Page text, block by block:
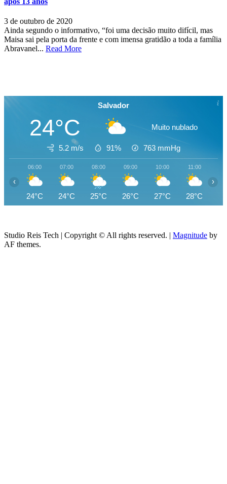
3 de outubro de 2020
Ainda segundo o informativo, “foi uma decisão muito difícil, mas
Maisa sai pela porta da frente e com imensa gratidão a toda a família
Abravanel... Read More
Salvador
24°C Muito nublado
5.2 m/s 91% 763 mmHg
06:00
24°C
07:00
24°C
08:00
25°C
09:00
26°C
10:00
27°C
11:00
28°C
‹ ›
Studio Reis Tech | Copyright © All rights reserved. Magnitude by
AF themes.